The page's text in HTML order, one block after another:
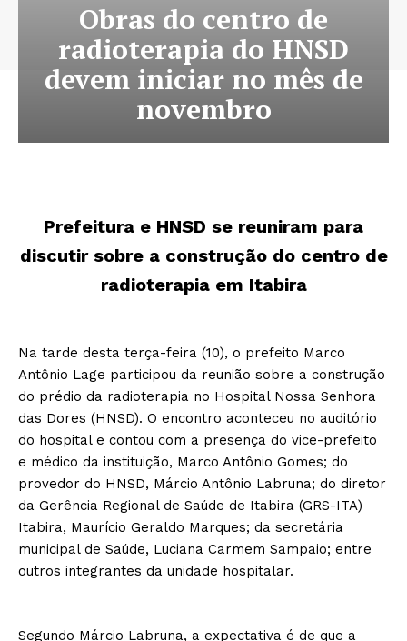
Obras do centro de
radioterapia do HNSD
devem iniciar no mês de
novembro
Prefeitura e HNSD se reuniram para
discutir sobre a construção do centro de
radioterapia em Itabira
Na tarde desta terça-feira (10), o prefeito Marco
Antônio Lage participou da reunião sobre a construção
do prédio da radioterapia no Hospital Nossa Senhora
das Dores (HNSD). O encontro aconteceu no auditório
do hospital e contou com a presença do vice-prefeito
e médico da instituição, Marco Antônio Gomes; do
provedor do HNSD, Márcio Antônio Labruna; do diretor
da Gerência Regional de Saúde de Itabira (GRS-ITA)
Itabira, Maurício Geraldo Marques; da secretária
municipal de Saúde, Luciana Carmem Sampaio; entre
outros integrantes da unidade hospitalar.
Segundo Márcio Labruna, a expectativa é de que a